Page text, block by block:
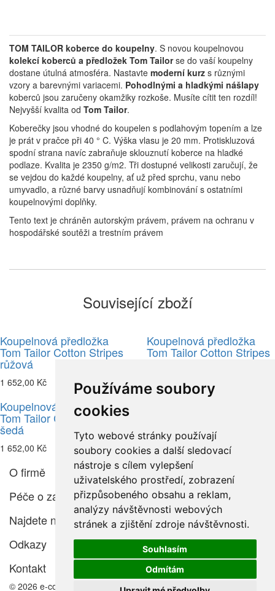
Používáme soubory
cookies
Tyto webové stránky používají
soubory cookies a další sledovací
nástroje s cílem vylepšení
uživatelského prostředí, zobrazení
přizpůsobeného obsahu a reklam,
analýzy návštěvnosti webových
stránek a zjištění zdroje návštěvnosti.
Souhlasím
Odmítám
TOM TAILOR koberce do koupelny. S novou koupelnovou
kolekcí koberců a předložek Tom Tailorse do vaší koupelny
dostane útulná atmosféra. Nastavte moderní kurz s různými
vzory a barevnými variacemi. Pohodlnými a hladkými nášlapy
koberců jsou zaručeny okamžiky rozkoše. Musíte cítit ten rozdíl!
Nejvyšší kvalita od Tom Tailor.
Koberečky jsou vhodné do koupelen s podlahovým topením a lze
je prát v pračce při 40 ° C. Výška vlasu je 20 mm. Protiskluzová
spodní strana navíc zabraňuje sklouznutí koberce na hladké
podlaze. Kvalita je 2350 g/m2. Tři dostupné velikosti zaručují, že
se vejdou do každé koupelny, ať už před sprchu, vanu nebo
umyvadlo, a různé barvy usnadňují kombinování s ostatními
koupelnovými doplňky.
Tento text je chráněn autorským právem, právem na ochranu v
hospodářské soutěži a trestním právem
Související zboží
Koupelnová předložka
Tom Tailor Cotton Stripes
růžová
1 652,00 Kč
Koupelnová předložka
Tom Tailor Cotton Stripes
1 652,00 Kč
Koupelnová předložka
Tom Tailor Cotton Stripes
šedá
1 652,00 Kč
modrá
1 652,00 Kč
O firmě
Péče o zákazníka
Najdete nás
Odkazy
Kontakt
© 2026 e-color.cz